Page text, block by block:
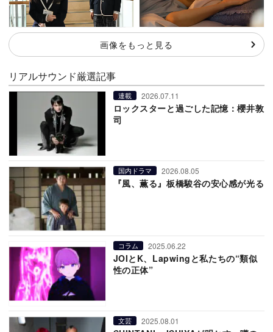
画像をもっと見る
リアルサウンド厳選記事
連載 2026.07.11
ロックスターと過ごした記憶：櫻井敦
司
国内ドラマ 2026.08.05
『風、薫る』板橋駿谷の安心感が光る
コラム 2025.06.22
JOIとK、Lapwingと私たちの“類似
性の正体”
文芸 2025.08.01